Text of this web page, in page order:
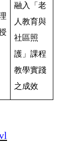
融入「老
人教育與
社區照
護」課程
教學實踐
之成效